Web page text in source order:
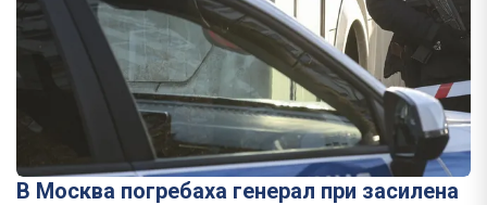
В Москва погребаха генерал при засилена